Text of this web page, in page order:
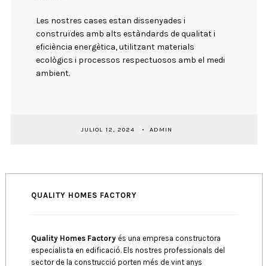
Les nostres cases estan dissenyades i
construïdes amb alts estàndards de qualitat i
eficiència energètica, utilitzant materials
ecològics i processos respectuosos amb el medi
ambient.
JULIOL 12, 2024 ADMIN
QUALITY HOMES FACTORY
Quality Homes Factoryés una empresa constructora
especialista en edificació. Els nostres professionals del
sector de la construcció porten més de vint anys